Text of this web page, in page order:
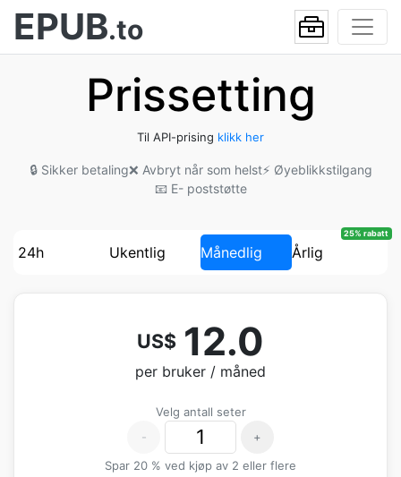
EPUB.to
Prissetting
Til API-prising klikk her
🔒 Sikker betaling❌ Avbryt når som helst⚡ Øyeblikkstilgang
📧 E- poststøtte
24h Ukentlig Månedlig Årlig
25% rabatt
US$ 12.0
per bruker / måned
Velg antall seter
-
+
Spar 20 % ved kjøp av 2 eller flere